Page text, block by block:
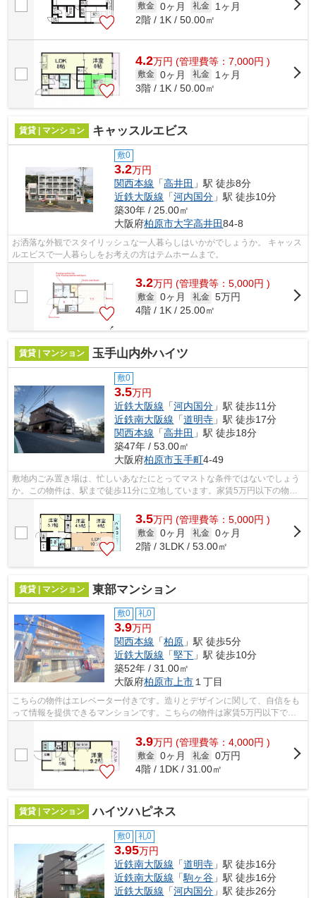
敷金 0ヶ月 礼金
1ヶ月
2階 / 1K / 50.00㎡
4.2万円 (管理費等：7,000円 )
敷金 0ヶ月 礼金
1ヶ月
3階 / 1K / 50.00㎡
賃貸 | マンション キャッスルエビス
敷0
3.2万円
関西本線 「高井田 」駅 徒歩8分
近鉄大阪線 「河内国分 」駅 徒歩10分
築30年 / 25.00㎡
大阪府柏原市大字高井田84-8
お洒落な外観でスタイリッシュな一人暮らしはいかがでしょうか。 キャッス
ルエビスで一人暮らしをお考えの方はテムホームまで。
3.2万円 (管理費等：5,000円 )
敷金 0ヶ月 礼金 5万円
4階 / 1K / 25.00㎡
賃貸 | マンション 玉手山内外ハイツ
敷0
3.5万円
近鉄大阪線 「河内国分 」駅 徒歩11分
近鉄南大阪線 「道明寺 」駅 徒歩17分
関西本線 「高井田 」駅 徒歩18分
築47年 / 53.00㎡
大阪府柏原市玉手町4-49
敷地内ごみ置き場は、忙しいあなたにとってマストな条件ではないでしょう
か。この物件は、駅まで徒歩11分に立地しています。家賃5万円以下の物件
です。「玉手山内外ハイツ」のここがイ...
3.5万円 (管理費等：5,000円 )
敷金 0ヶ月 礼金 0ヶ月
2階 / 3LDK / 53.00㎡
賃貸 | マンション 東部マンション
敷0 礼0
3.9万円
関西本線 「柏原 」駅 徒歩5分
近鉄大阪線 「堅下 」駅 徒歩10分
築52年 / 31.00㎡
大阪府柏原市上市１丁目
こちらの物件はエレベーター付きです。造りとデザインに関して、自信をも
って情報を提供できるマンションです。こちらの物件は家賃5万円以下でご
3.9万円 (管理費等：4,000円 )
敷金 0ヶ月 礼金 0万円
4階 / 1DK / 31.00㎡
賃貸 | マンション ハイツハピネス
敷0 礼0
3.95万円
近鉄南大阪線 「道明寺 」駅 徒歩16分
近鉄南大阪線 「駒ヶ谷 」駅 徒歩16分
近鉄大阪線 「河内国分 」駅 徒歩26分